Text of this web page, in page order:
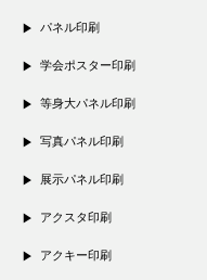
パネル印刷
学会ポスター印刷
等身大パネル印刷
写真パネル印刷
展示パネル印刷
アクスタ印刷
アクキー印刷